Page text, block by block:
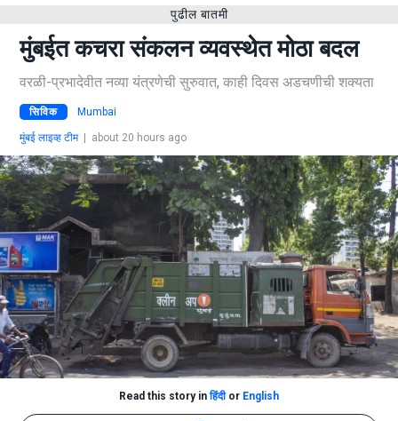
पुढील बातमी
मुंबईत कचरा संकलन व्यवस्थेत मोठा बदल
वरळी-प्रभादेवीत नव्या यंत्रणेची सुरुवात, काही दिवस अडचणीची शक्यता
सिविक Mumbai
मुंबई लाइव्ह टीम| about 20 hours ago
Read this story inहिंदीor English